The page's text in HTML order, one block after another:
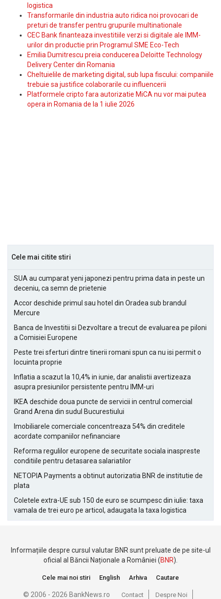
logistica
Transformarile din industria auto ridica noi provocari de
preturi de transfer pentru grupurile multinationale
CEC Bank finanteaza investitiile verzi si digitale ale IMM-
urilor din productie prin Programul SME Eco-Tech
Emilia Dumitrescu preia conducerea Deloitte Technology
Delivery Center din Romania
Cheltuielile de marketing digital, sub lupa fiscului: companiile
trebuie sa justifice colaborarile cu influencerii
Platformele cripto fara autorizatie MiCA nu vor mai putea
opera in Romania de la 1 iulie 2026
Cele mai citite stiri
SUA au cumparat yeni japonezi pentru prima data in peste un
deceniu, ca semn de prietenie
Accor deschide primul sau hotel din Oradea sub brandul
Mercure
Banca de Investitii si Dezvoltare a trecut de evaluarea pe piloni
a Comisiei Europene
Peste trei sferturi dintre tinerii romani spun ca nu isi permit o
locuinta proprie
Inflatia a scazut la 10,4% in iunie, dar analistii avertizeaza
asupra presiunilor persistente pentru IMM-uri
IKEA deschide doua puncte de servicii in centrul comercial
Grand Arena din sudul Bucurestiului
Imobiliarele comerciale concentreaza 54% din creditele
acordate companiilor nefinanciare
Reforma regulilor europene de securitate sociala inaspreste
conditiile pentru detasarea salariatilor
NETOPIA Payments a obtinut autorizatia BNR de institutie de
plata
Coletele extra-UE sub 150 de euro se scumpesc din iulie: taxa
vamala de trei euro pe articol, adaugata la taxa logistica
Informațiile despre cursul valutar BNR sunt preluate de pe site-ul
oficial al Băncii Naționale a României (BNR).
Cele mai noi stiri English Arhiva Cautare
© 2006 - 2026 BankNews.ro Contact Despre Noi